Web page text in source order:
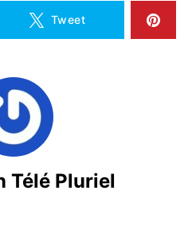
Tweet
Télé Pluriel